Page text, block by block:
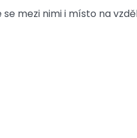
mezi nimi i místo na